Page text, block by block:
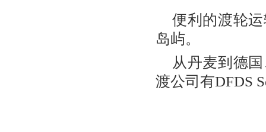
便利的渡轮
岛屿。
从丹麦到德
渡公司有DFDS